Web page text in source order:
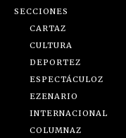
SECCIONES
CARTAZ
CULTURA
DEPORTEZ
ESPECTÁCULOZ
EZENARIO
INTERNACIONAL
COLUMNAZ